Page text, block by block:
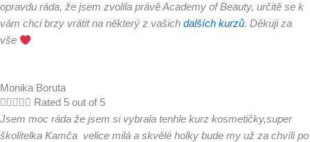
opravdu ráda, že jsem zvolila právě Academy of Beauty, určitě se k
vám chci brzy vrátit na některý z vašich dalších kurzů. Děkuji za
vše
Monika Boruta
     Rated 5 out of 5
Jsem moc ráda že jsem si vybrala tenhle kurz kosmetičky,super
školitelka Kamča velice milá a skvělé holky bude my už za chvíli po